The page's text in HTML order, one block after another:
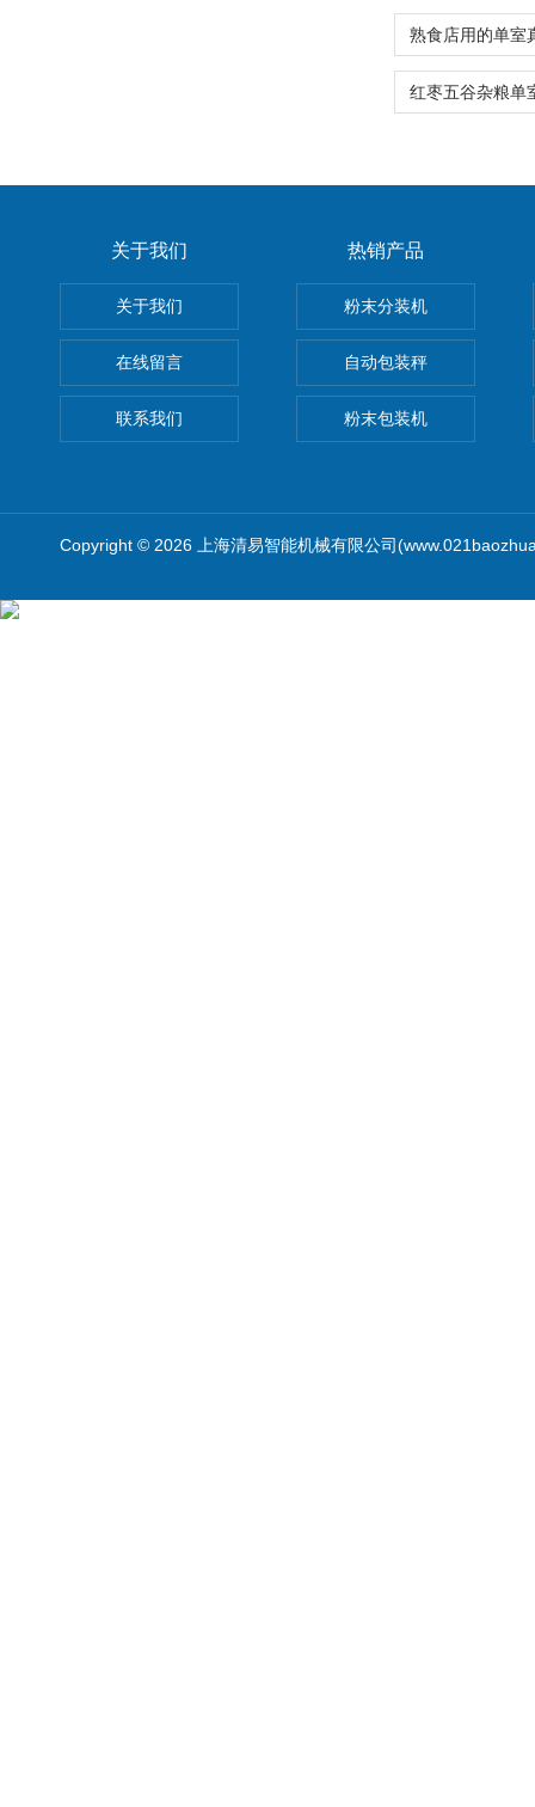
关于我们
关于我们
在线留言
联系我们
热销产品
粉末分装机
自动包装秤
粉末包装机
Copyright © 2026 上海清易智能机械有限公司